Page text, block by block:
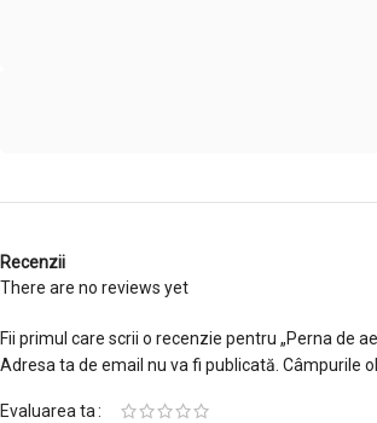
Recenzii
There are no reviews yet
Fii primul care scrii o recenzie pentru „Perna de
Adresa ta de email nu va fi publicată. Câmpurile
Evaluarea ta